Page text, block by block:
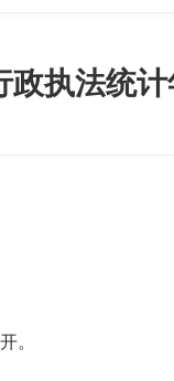
政执法统
。